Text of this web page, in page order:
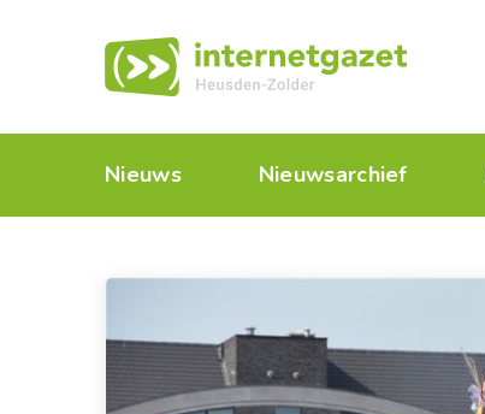
Nieuws Nieuwsarchief